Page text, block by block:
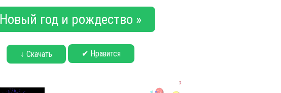
Новый год и рождество »
↓ Скачать ✔ Нравится